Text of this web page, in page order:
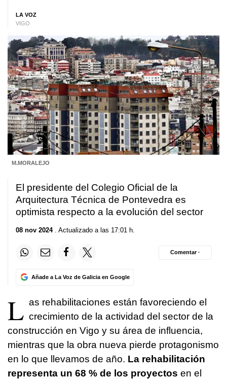
LA VOZ
VIGO
M.MORALEJO
El presidente del Colegio Oficial de la
Arquitectura Técnica de Pontevedra es
optimista respecto a la evolución del sector
08 nov 2024. Actualizado a las 17:01 h.
Añade a La Voz de Galicia en Google
Comentar ·
L as rehabilitaciones están favoreciendo el
crecimiento de la actividad del sector de la
construcción en Vigo y su área de influencia,
mientras que la obra nueva pierde protagonismo
en lo que llevamos de año. La rehabilitación
representa un 68 % de los proyectos en el